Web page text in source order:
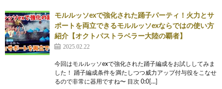
モルルッソexで強化された踊子パーティ！火力とサ
ポートを両立できるモルルッソexならではの使い方
紹介【オクトパストラベラー大陸の覇者】
2025.02.22
今回はモルルッソexで強化された踊子編成をお試ししてみま
した！ 踊子編成条件を満たしつつ威力アップ付与役をこなせ
るので非常に器用ですね〜 目次 0:0[…]